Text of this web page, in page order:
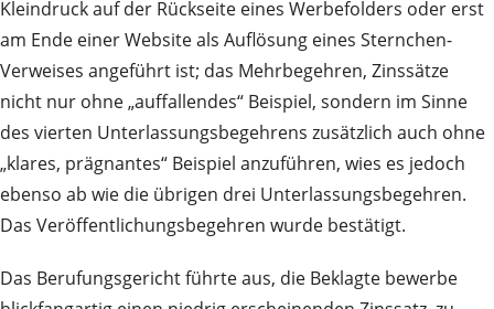
Kleindruck auf der Rückseite eines Werbefolders oder erst
am Ende einer Website als Auflösung eines Sternchen-
Verweises angeführt ist; das Mehrbegehren, Zinssätze
nicht nur ohne „auffallendes“ Beispiel, sondern im Sinne
des vierten Unterlassungsbegehrens zusätzlich auch ohne
„klares, prägnantes“ Beispiel anzuführen, wies es jedoch
ebenso ab wie die übrigen drei Unterlassungsbegehren.
Das Veröffentlichungsbegehren wurde bestätigt.
Das Berufungsgericht führte aus, die Beklagte bewerbe